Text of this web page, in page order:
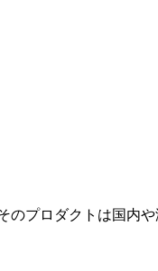
プロダクトは国内や